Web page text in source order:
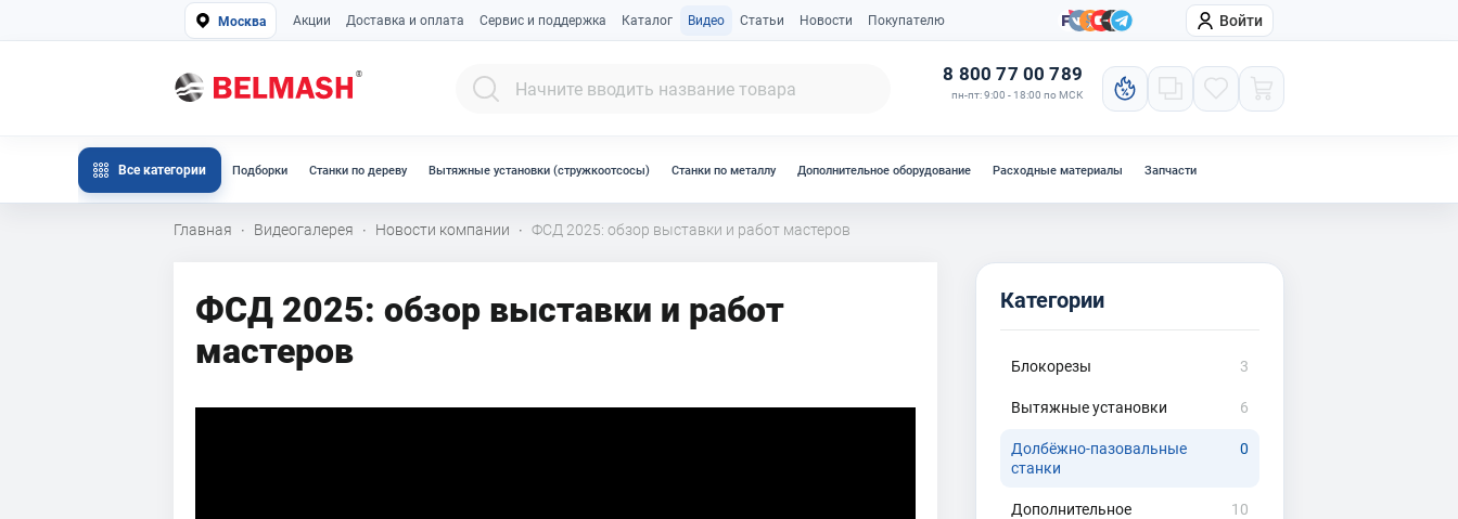
Москва Акции Доставка и оплата Сервис и поддержка Каталог Видео Статьи Новости Покупателю Компания Войти
8 800 77 00 789
пн-пт: 9:00 - 18:00 по МСК
Все категории Подборки Станки по дереву Вытяжные установки (стружкоотсосы) Станки по металлу Дополнительное оборудование Расходные материалы Запчасти
Главная · Видеогалерея · Новости компании · ФСД 2025: обзор выставки и работ мастеров
ФСД 2025: обзор выставки и работ
мастеров
Категории
Блокорезы 3
Вытяжные установки 6
Долбёжно-пазовальные
станки
0
Дополнительное
10